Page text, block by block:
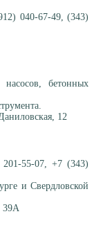
040-67-49, (343)
бетонных
12
55-07, +7 (343)
и Свердловской
39А